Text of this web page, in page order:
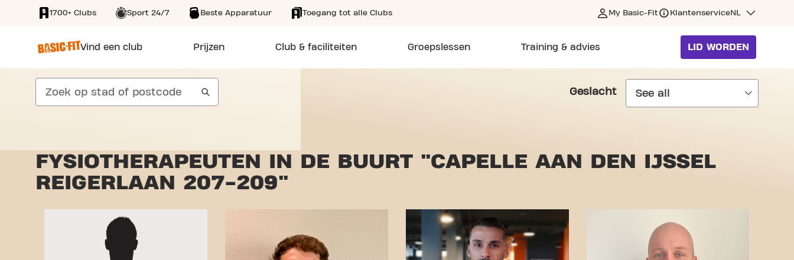
SKIP TO MAIN CONTENT
1700+ Clubs Sport 24/7 Beste Apparatuur Toegang tot alle Clubs My Basic-Fit KlantenserviceNL
Vind een club Prijzen Club & faciliteiten Groepslessen Training & advies LID WORDEN
search Geslacht
FYSIOTHERAPEUTEN IN DE BUURT "CAPELLE AAN DEN IJSSEL
REIGERLAAN 207-209"